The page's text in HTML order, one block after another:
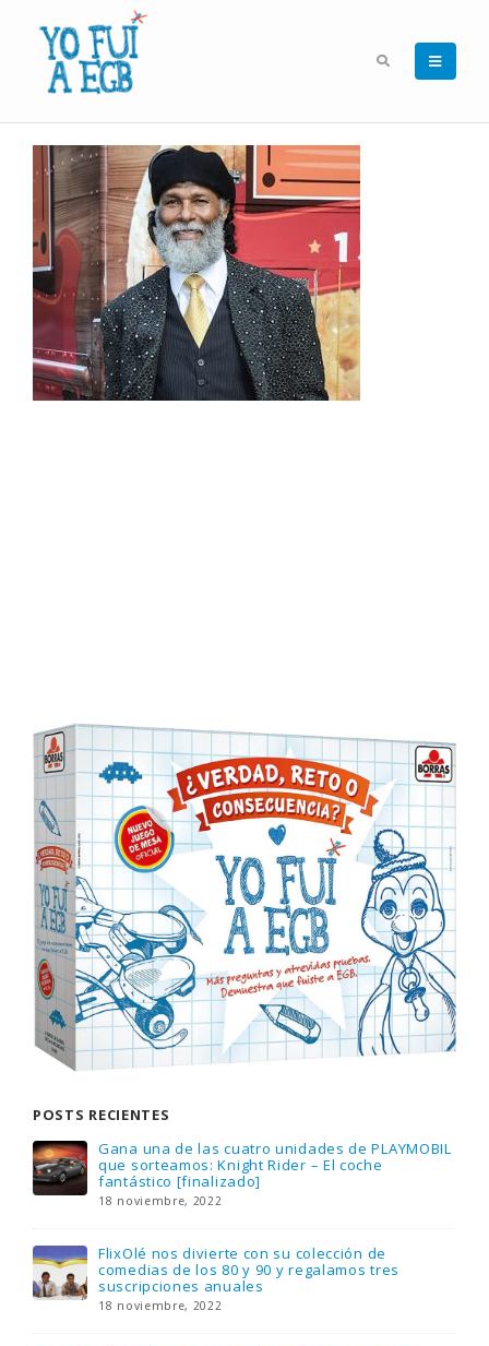
POSTS RECIENTES
Gana una de las cuatro unidades de PLAYMOBIL
que sorteamos: Knight Rider – El coche
fantástico [finalizado]
18 noviembre, 2022
FlixOlé nos divierte con su colección de
comedias de los 80 y 90 y regalamos tres
suscripciones anuales
18 noviembre, 2022